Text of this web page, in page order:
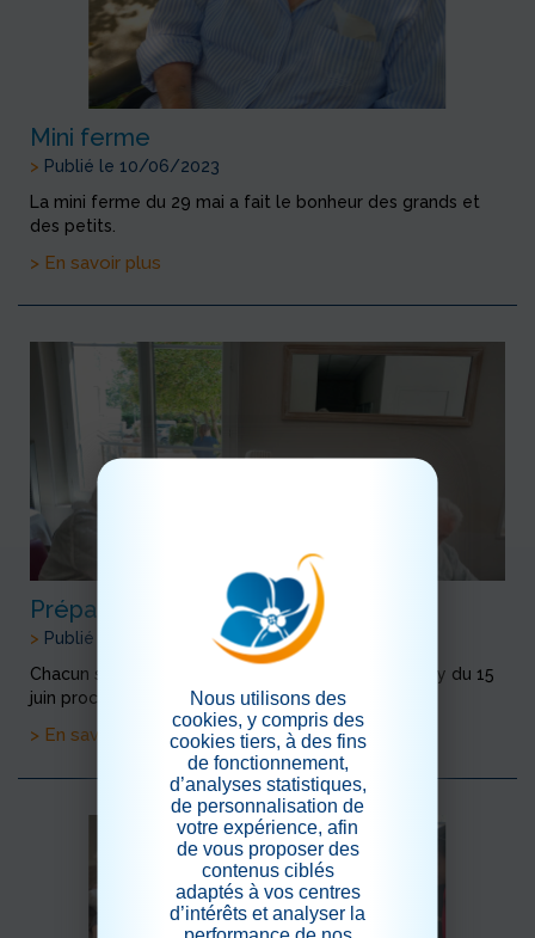
Mini ferme
> Publié le 10/06/2023
La mini ferme du 29 mai a fait le bonheur des grands et
des petits.
> En savoir plus
Préparation de la Garden Party
> Publié le 10/06/2023
Chacun s'active à la préparation de la Garden Party du 15
juin prochain, réalisation des menus et des décors.
> En savoir plus
Nous utilisons des
cookies, y compris des
cookies tiers, à des fins
de fonctionnement,
d’analyses statistiques,
de personnalisation de
votre expérience, afin
de vous proposer des
contenus ciblés
adaptés à vos centres
d’intérêts et analyser la
performance de nos